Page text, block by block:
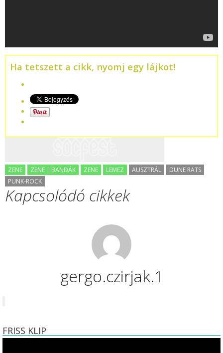
Ha tetszett a cikk, nyomj egy lájkot!
ZENE ZENE | BANDÁK ZENE LEMEZ AUSZTRÁL
DUNE RATS
PUNK-ROCK
Kapcsolódó cikkek
gergo.czirjak.1
FRISS KLIP